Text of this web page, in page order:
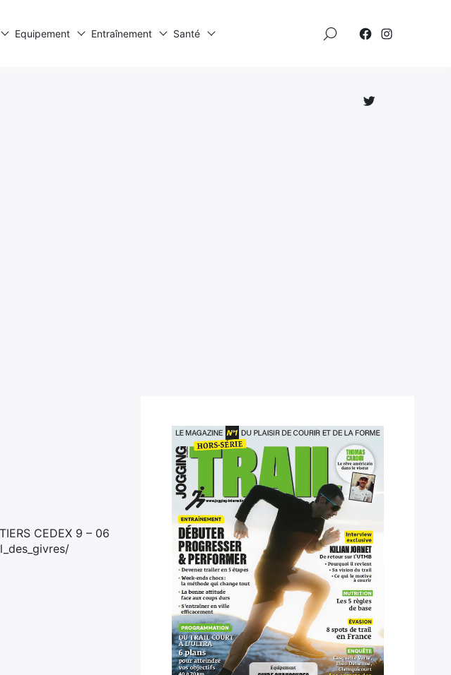
CEDEX 9 – 06
Equipement Entraînement Santé
Élément